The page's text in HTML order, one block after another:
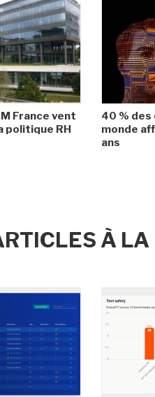
France vent
politique RH
40 % des
monde
ans
À LA